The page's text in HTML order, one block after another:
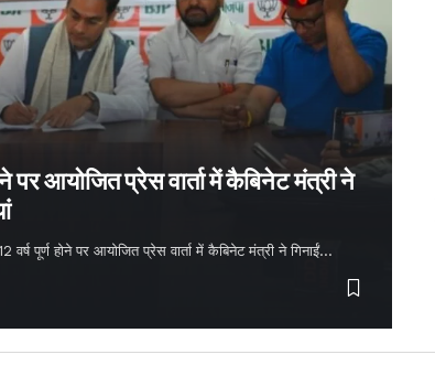
पर आयोजित प्रेस वार्ता में कैबिनेट मंत्री ने
पूर्ण होने पर आयोजित प्रेस वार्ता में कैबिनेट मंत्री ने गिनाईं…